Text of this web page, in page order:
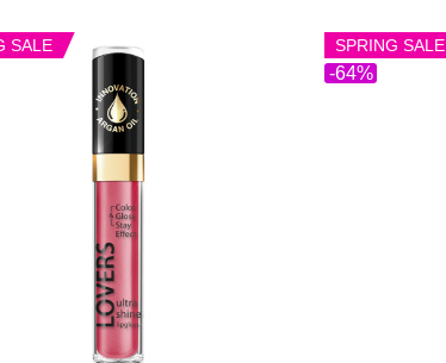
SALE
-64%
SPRING SALE